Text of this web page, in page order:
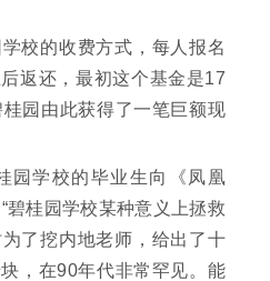
校的收费方式，每人报名
返还，最初这个基金是17
园由此获得了一笔巨额现
园学校的毕业生向《凤凰
碧桂园学校某种意义上拯救
了挖内地老师，给出了十
，在90年代非常罕见。能